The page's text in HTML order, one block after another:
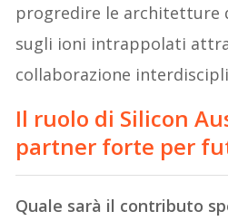
progredire le architetture
sugli ioni intrappolati
collaborazione
Il ruolo di Silicon
partner forte per
Quale sarà il contributo